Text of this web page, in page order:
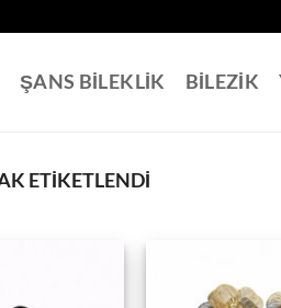
ŞANS BİLEKLİK BİLEZİK
ETIKETLENDI